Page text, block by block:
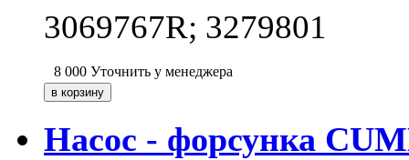
3069767R; 3279801
8 000 Уточнить у менеджера
Насос - форсунка